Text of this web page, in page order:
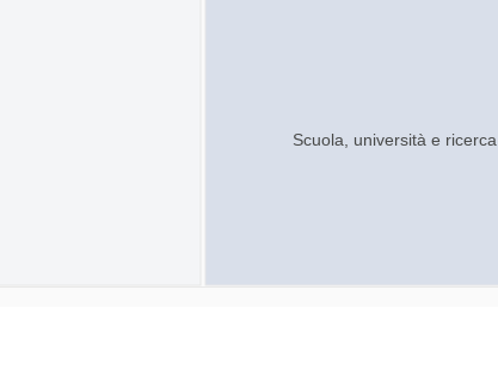
Scuola, università e ricerca